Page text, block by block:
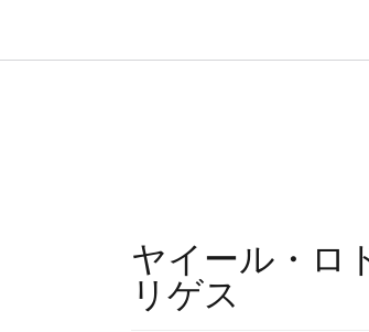
ヤイール・ロ
リゲス